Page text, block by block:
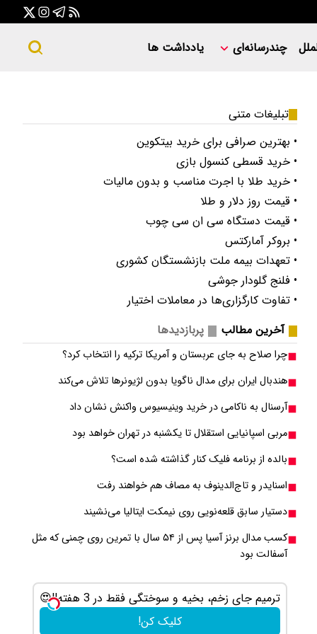
چندرسانه‌ای یادداشت ها
تبلیغات متنی
• بهترین صرافی برای خرید بیتکوین
• خرید قسطی کنسول بازی
• خرید طلا با اجرت مناسب و بدون مالیات
• قیمت روز دلار و طلا
• قیمت دستگاه سی ان سی چوب
• بروکر آمارکتس
• تعهدات بیمه ملت بازنشستگان کشوری
• فلنج گلودار جوشی
• تفاوت کارگزاری‌ها در معاملات اختیار
آخرین مطالب
پربازدیدها
چرا صلاح به جای عربستان و آمریکا ترکیه را انتخاب کرد؟
هندبال ایران برای مدال ناگویا بدون لژیونرها تلاش می‎‌کند
آرسنال به ناکامی در خرید وینیسیوس واکنش نشان داد
مربی اسپانیایی استقلال تا یکشنبه در تهران خواهد بود
بالده از برنامه فلیک کنار گذاشته شده است؟
اسنایدر و تاج‌الدینوف به مصاف هم خواهند رفت
دستیار سابق قلعه‌نویی روی نیمکت ایتالیا می‌نشیند
کسب مدال برنز آسیا پس از ۵۴ سال با تمرین روی چمنی که مثل
آسفالت بود
ترمیم جای زخم، بخیه و سوختگی فقط در 3 هفته!!😍
کلیک کن!